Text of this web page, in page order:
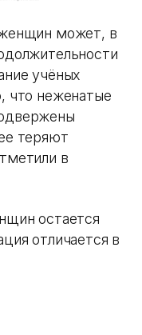
может, в
учёных
что неженатые
теряют
в
остается
отличается в